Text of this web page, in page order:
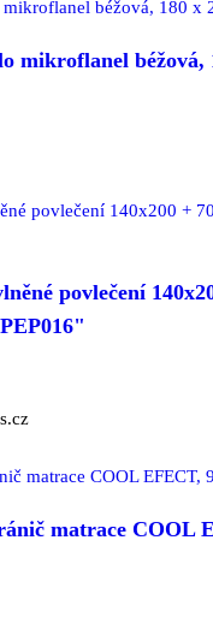
mikroflanel béžová,
povlečení
matrace COOL